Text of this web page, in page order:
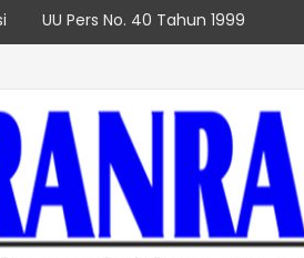
UU Pers No. 40 Tahun 1999